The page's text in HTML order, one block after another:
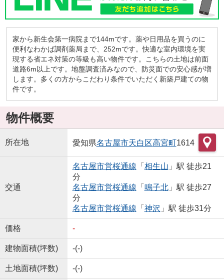
家から新生会第一病院まで144mです。薬や日用品を買うのに
便利なわかば調剤薬局まで、252mです。快適な室内環境を実
現する省エネ対策の等級も高い物件です。こちらの土地は前面
道路6m以上です。地盤調査済みなので、防災面での安心感が増
します。多くの方からこだわり条件でいただく新築戸建ての物
件です。
物件概要
所在地 愛知県名古屋市天白区高宮町1614
交通
名古屋市営桜通線 「 相生山 」駅 徒歩21
分
名古屋市営桜通線 「 鳴子北」駅 徒歩27
分
名古屋市営桜通線 「 神沢 」駅 徒歩31分
価格 -
建物面積(坪数) -(-)
土地面積(坪数) -(-)